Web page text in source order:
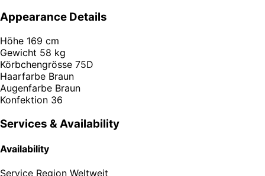
Appearance Details
Höhe 169 cm
Gewicht 58 kg
Körbchengrösse 75D
Haarfarbe Braun
Augenfarbe Braun
Konfektion 36
Services & Availability
Availability
Service Region Weltweit